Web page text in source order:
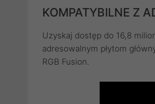
KOMPATYBILNE Z
Uzyskaj dostęp do 16,8
adresowalnym płytom
RGB Fusion.